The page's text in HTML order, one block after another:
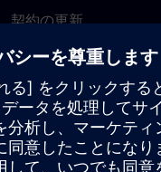
契約の更新
返金ポリシー